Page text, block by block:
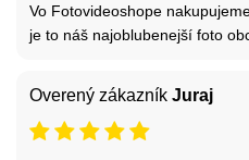
Vo Fotovideoshope
je to náš najoblubenejší foto
Overený zákazník Juraj